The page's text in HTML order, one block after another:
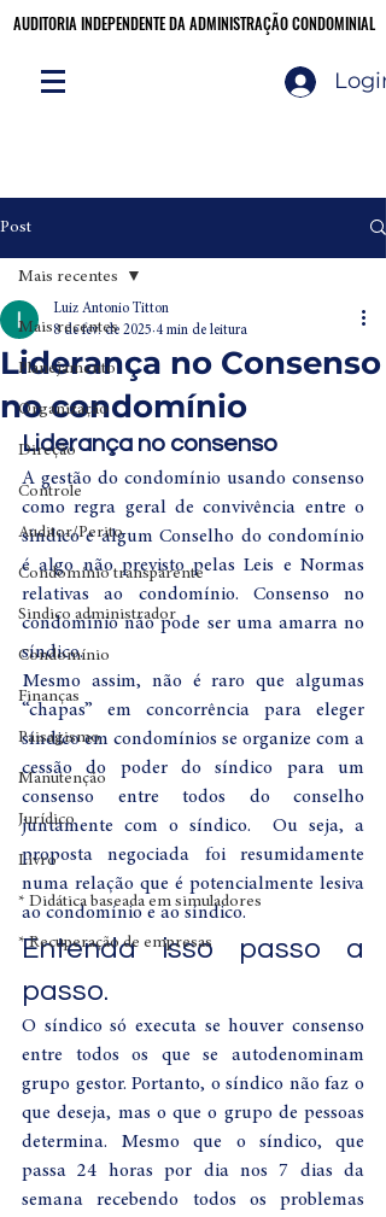
AUDITORIA INDEPENDENTE DA ADMINISTRAÇÃO CONDOMINIAL
AUDITORIA INDEPENDENTE DA ADMINISTRAÇÃO CONDOMINIAL
Login
Post
Mais recentes
Planejamento
Organização
Direção
Controle
Auditor/Perito
Condomínio transparente
Sindico administrador
Condomínio
Finanças
Paisagismo
Manutenção
Jurídico
Livro
* Didática baseada em simuladores
* Recuperação de empresas
Mais recentes
Liderança no Consenso
no condomínio
Luiz Antonio Titton
8 de fev. de 2025 4 min de leitura
Liderança no consenso
A gestão do condomínio usando consenso
como regra geral de convivência entre o
síndico e algum Conselho do condomínio
é algo não previsto pelas Leis e Normas
relativas ao condomínio. Consenso no
condomínio não pode ser uma amarra no
síndico.
Mesmo assim, não é raro que algumas
“chapas” em concorrência para eleger
síndico em condomínios se organize com a
cessão do poder do síndico para um
consenso entre todos do conselho
juntamente com o síndico.  Ou seja, a
proposta negociada foi resumidamente
numa relação que é potencialmente lesiva
ao condomínio e ao síndico.
Entenda isso passo a
passo.
O síndico só executa se houver consenso
entre todos os que se autodenominam
grupo gestor. Portanto, o síndico não faz o
que deseja, mas o que o grupo de pessoas
determina. Mesmo que o síndico, que
passa 24 horas por dia nos 7 dias da
semana recebendo todos os problemas